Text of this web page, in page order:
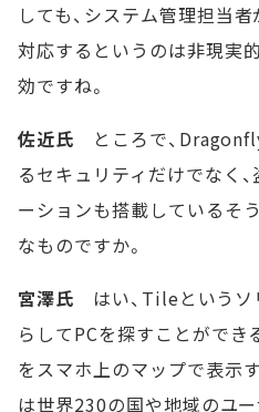
しても、システム管理担当
対応するというのは非現実
効ですね。
佐近氏 ところで、
るセキュリティだけでなく
ーションも搭載しているそ
なものですか。
宮澤氏 はい、Tileというソ
らしてPCを探すことができ
をスマホ上のマップで表示
は世界230の国や地域のユ